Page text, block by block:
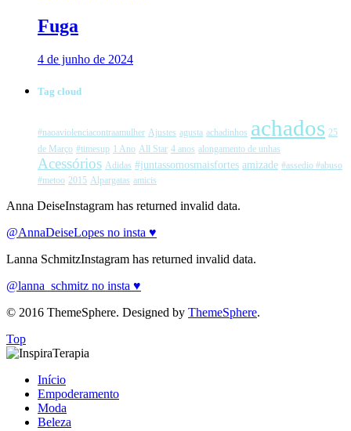
Fuga
4 de junho de 2024
Tag cloud
#naoaviolenciacontraamulher Ajustes agusta achadinhos achados 25
de Março #timesup 1 Ano All Star 4 anos alongamento de unhas
Acessórios Adidas #juntassomosmaisfortes amizade #assedio #abuso
#metoo 2015 Alpargatas amicis
Anna DeiseInstagram has returned invalid data.
@AnnaDeiseLopes no insta ♥
Lanna SchmitzInstagram has returned invalid data.
@lanna_schmitz no insta ♥
© 2016 ThemeSphere. Designed by ThemeSphere.
Top
Início
Empoderamento
Moda
Beleza